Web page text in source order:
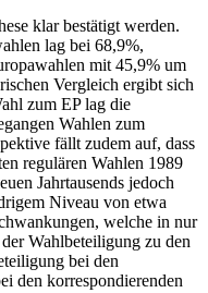
klar bestätigt werden.
lag bei 68,9%,
mit 45,9% um
Vergleich ergibt sich
zum EP lag die
Wahlen zum
fällt zudem auf, dass
regulären Wahlen 1989
Jahrtausends jedoch
Niveau von etwa
welche in nur
Wahlbeteiligung zu den
bei den
den korrespondierenden